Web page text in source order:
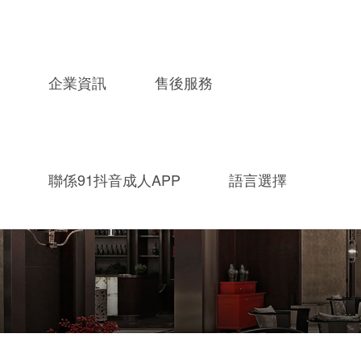
企業資訊 售後服務
聯係91抖音成人APP 語言選擇